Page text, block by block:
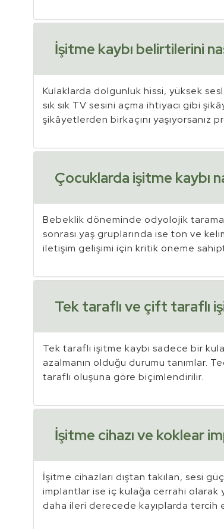
İşitme kaybı belirtilerini
Kulaklarda dolgunluk hissi, yüksek
sık sık TV sesini açma ihtiyacı gibi
şikâyetlerden birkaçını
Çocuklarda işitme kaybı
Bebeklik döneminde odyolojik
sonrası yaş gruplarında ise ton ve
iletişim gelişimi için kritik öneme
Tek taraflı ve çift taraflı
Tek taraflı işitme kaybı sadece bir
azalmanın olduğu durumu tanımlar.
taraflı oluşuna göre biçimlendirilir.
İşitme cihazı ve koklear
İşitme cihazları dıştan takılan, sesi
implantlar ise iç kulağa cerrahi olarak
daha ileri derecede kayıplarda tercih